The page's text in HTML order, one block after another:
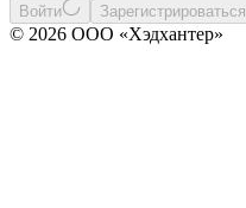
Войти Зарегистрироваться
© 2026 ООО «Хэдхантер»